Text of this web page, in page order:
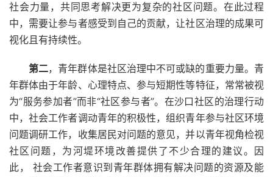
社会力量，共同思考解决更为复杂的社区问题。在此过程
中，需要让参与者感受到自己的贡献，让社区治理的成果可
视化且有持续性。
第二，青年群体是社区治理中不可或缺的重要力量。青
年群体由于年龄、心理特点、参与短期性等特征，常常被视
为“服务参加者”而非“社区参与者”。在沙口社区的治理行动
中，社会工作者调动青年的积极性，组织青年参与社区环境
问题调研工作，收集居民对问题的意见，并以青年视角检视
社区问题，为河堤环境改善提供了不少合理的建议。因
此， 社会工作者意识到青年群体拥有解决问题的资源及能